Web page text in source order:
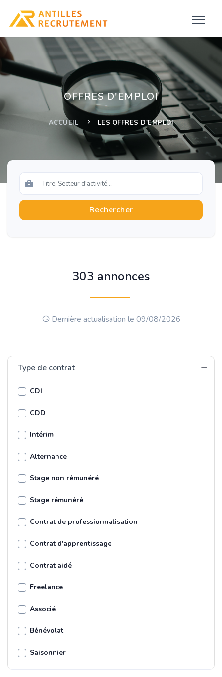
OFFRES D'EMPLOI
ACCUEIL LES OFFRES D'EMPLOI
Rechercher
303 annonces
Dernière actualisation le 09/08/2026
Type de contrat
CDI
CDD
Intérim
Alternance
Stage non rémunéré
Stage rémunéré
Contrat de professionnalisation
Contrat d'apprentissage
Contrat aidé
Freelance
Associé
Bénévolat
Saisonnier